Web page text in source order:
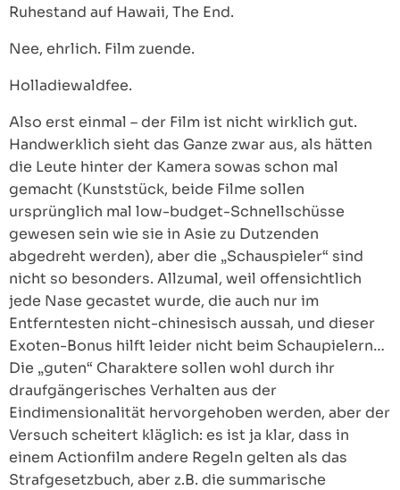
Ruhestand auf Hawaii, The End.
Nee, ehrlich. Film zuende.
Holladiewaldfee.
Also erst einmal – der Film ist nicht wirklich gut.
Handwerklich sieht das Ganze zwar aus, als hätten
die Leute hinter der Kamera sowas schon mal
gemacht (Kunststück, beide Filme sollen
ursprünglich mal low-budget-Schnellschüsse
gewesen sein wie sie in Asie zu Dutzenden
abgedreht werden), aber die „Schauspieler“ sind
nicht so besonders. Allzumal, weil offensichtlich
jede Nase gecastet wurde, die auch nur im
Entferntesten nicht-chinesisch aussah, und dieser
Exoten-Bonus hilft leider nicht beim Schaupielern…
Die „guten“ Charaktere sollen wohl durch ihr
draufgängerisches Verhalten aus der
Eindimensionalität hervorgehoben werden, aber der
Versuch scheitert kläglich: es ist ja klar, dass in
einem Actionfilm andere Regeln gelten als das
Strafgesetzbuch, aber z.B. die summarische